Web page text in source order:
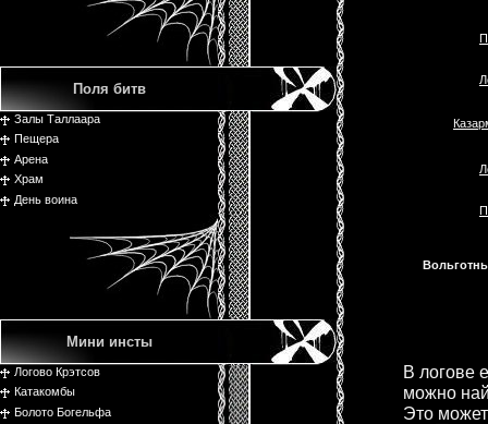
Поля битв
Залы Таллаара
Пещера
Арена
Храм
День воина
Мини инсты
Логово Крэтсов
Катакомбы
Болото Богельфа
В логове
можно
Это